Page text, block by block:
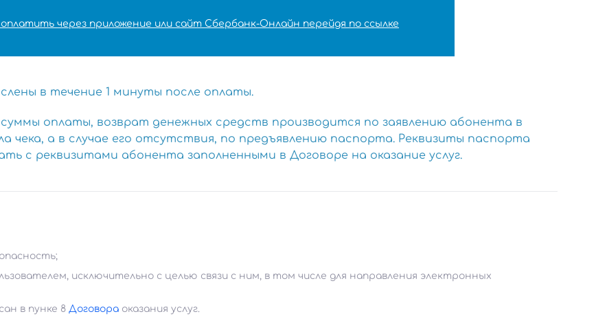
через приложение или сайт Сбербанк-Онлайн перейдя по ссылке
в течение 1 минуты после оплаты.
оплаты, возврат денежных средств производится по заявлению абонента в
чека, а в случае его отсутствия, по предъявлению паспорта. Реквизиты паспорта
с реквизитами абонента заполненными в Договоре на оказание услуг.
исключительно с целью связи с ним, в том числе для направления электронных
в пунке 8 Договора оказания услуг.